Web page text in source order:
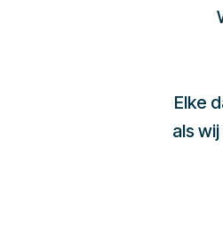
Elke
als